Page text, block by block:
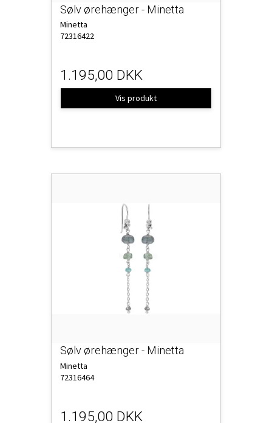
Sølv ørehænger - Minetta
Minetta
72316422
1.195,00 DKK
Vis produkt
Sølv ørehænger - Minetta
Minetta
72316464
1.195,00 DKK